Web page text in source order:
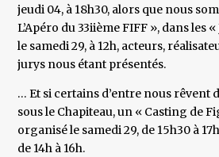
jeudi 04, à 18h30, alors que nous
L’Apéro du 33iième FIFF », dans les
le samedi 29, à 12h, acteurs,
jurys nous étant présentés.
… Et si certains d’entre nous rêvent
sous le Chapiteau, un « Casting de
organisé le samedi 29, de 15h30 à
de 14h à 16h.